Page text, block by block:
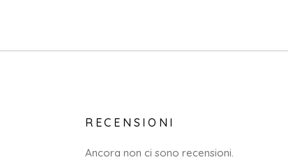
RECENSIONI
Ancora non ci sono recensioni.